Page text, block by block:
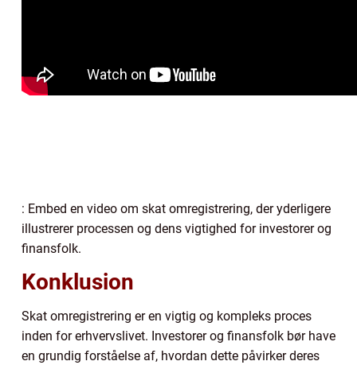
: Embed en video om skat omregistrering, der yderligere
illustrerer processen og dens vigtighed for investorer og
finansfolk.
Konklusion
Skat omregistrering er en vigtig og kompleks proces
inden for erhvervslivet. Investorer og finansfolk bør have
en grundig forståelse af, hvordan dette påvirker deres